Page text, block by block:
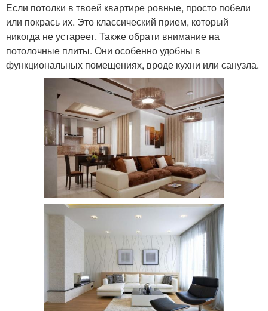
Если потолки в твоей квартире ровные, просто побели
или покрась их. Это классический прием, который
никогда не устареет. Также обрати внимание на
потолочные плиты. Они особенно удобны в
функциональных помещениях, вроде кухни или санузла.